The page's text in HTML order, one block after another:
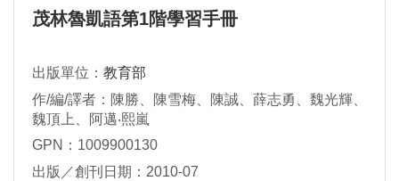
茂林魯凱語第1階學習手冊
出版單位： 教育部
作/編/譯者：陳勝、陳雪梅、陳誠、薛志勇、魏光輝、
魏頂上、阿邁‧熙嵐
GPN：1009900130
出版／創刊日期：2010-07